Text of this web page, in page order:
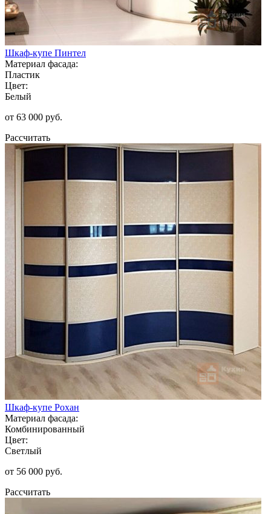
Шкаф-купе Пинтел
Материал фасада:
Пластик
Цвет:
Белый
от 63 000 руб.
Рассчитать
Шкаф-купе Рохан
Материал фасада:
Комбинированный
Цвет:
Светлый
от 56 000 руб.
Рассчитать